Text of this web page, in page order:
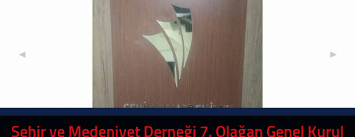
Prof. Erol Göka'dan, Gazze Bize Ne Söyledi? Biz Ne
◄ ►